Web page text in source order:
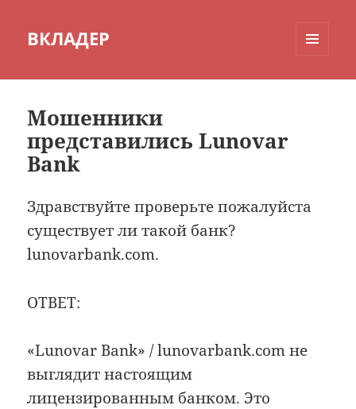
ВКЛАДЕР
Мошенники
представились Lunovar
Bank
Здравствуйте проверьте пожалуйста
существует ли такой банк?
lunovarbank.com.
ОТВЕТ:
«Lunovar Bank» / lunovarbank.com не
выглядит настоящим
лицензированным банком. Это